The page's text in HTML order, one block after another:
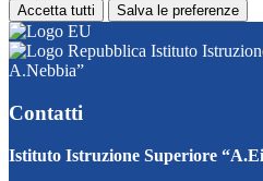
Accetta tutti Salva le preferenze
Istituto
A.Nebbia”
Contatti
Istituto Istruzione Superiore